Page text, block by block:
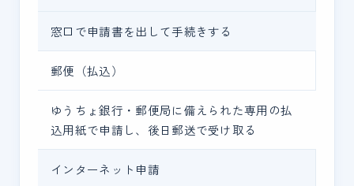
窓口で申請書を出して手続きする
郵便（払込）
ゆうちょ銀行・郵便局に備えられた専用の払
込用紙で申請し、後日郵送で受け取る
インターネット申請